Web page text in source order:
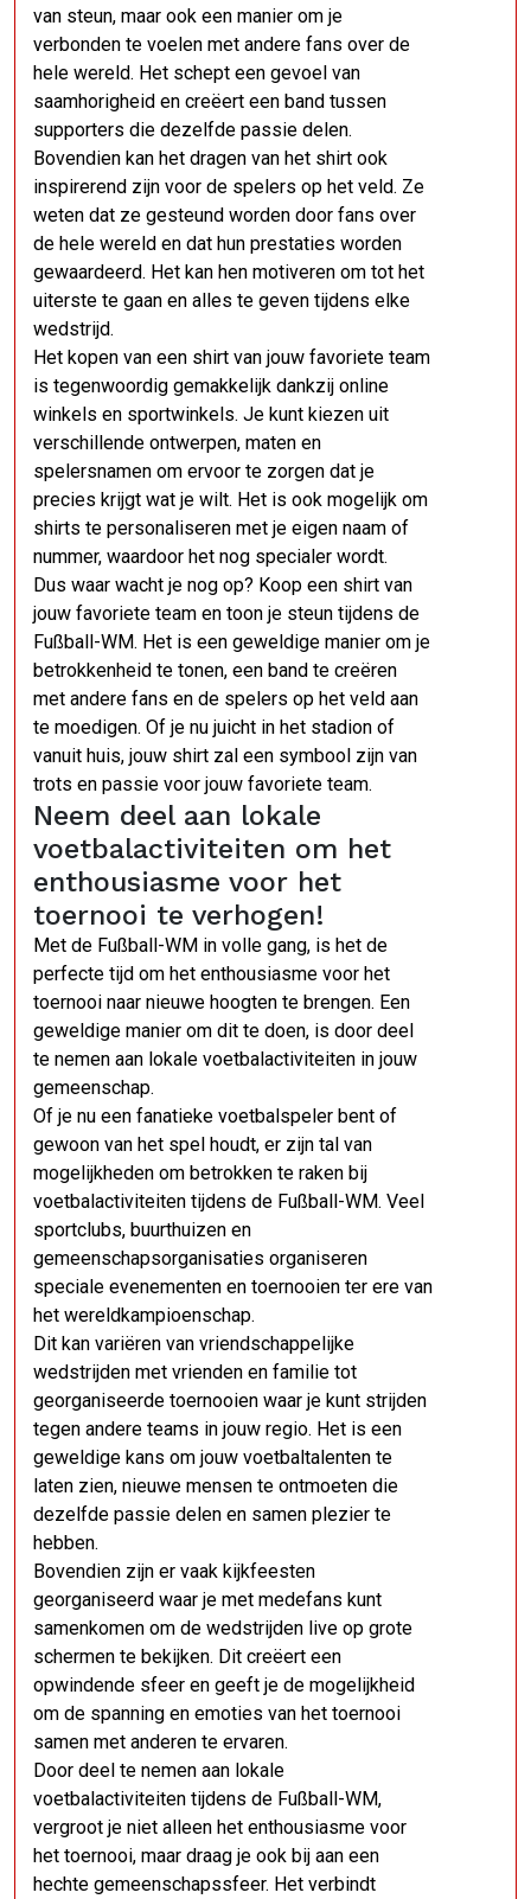
van steun, maar ook een manier om je
verbonden te voelen met andere fans over de
hele wereld. Het schept een gevoel van
saamhorigheid en creëert een band tussen
supporters die dezelfde passie delen.
Bovendien kan het dragen van het shirt ook
inspirerend zijn voor de spelers op het veld. Ze
weten dat ze gesteund worden door fans over
de hele wereld en dat hun prestaties worden
gewaardeerd. Het kan hen motiveren om tot het
uiterste te gaan en alles te geven tijdens elke
wedstrijd.
Het kopen van een shirt van jouw favoriete team
is tegenwoordig gemakkelijk dankzij online
winkels en sportwinkels. Je kunt kiezen uit
verschillende ontwerpen, maten en
spelersnamen om ervoor te zorgen dat je
precies krijgt wat je wilt. Het is ook mogelijk om
shirts te personaliseren met je eigen naam of
nummer, waardoor het nog specialer wordt.
Dus waar wacht je nog op? Koop een shirt van
jouw favoriete team en toon je steun tijdens de
Fußball-WM. Het is een geweldige manier om je
betrokkenheid te tonen, een band te creëren
met andere fans en de spelers op het veld aan
te moedigen. Of je nu juicht in het stadion of
vanuit huis, jouw shirt zal een symbool zijn van
trots en passie voor jouw favoriete team.
Neem deel aan lokale
voetbalactiviteiten om het
enthousiasme voor het
toernooi te verhogen!
Met de Fußball-WM in volle gang, is het de
perfecte tijd om het enthousiasme voor het
toernooi naar nieuwe hoogten te brengen. Een
geweldige manier om dit te doen, is door deel
te nemen aan lokale voetbalactiviteiten in jouw
gemeenschap.
Of je nu een fanatieke voetbalspeler bent of
gewoon van het spel houdt, er zijn tal van
mogelijkheden om betrokken te raken bij
voetbalactiviteiten tijdens de Fußball-WM. Veel
sportclubs, buurthuizen en
gemeenschapsorganisaties organiseren
speciale evenementen en toernooien ter ere van
het wereldkampioenschap.
Dit kan variëren van vriendschappelijke
wedstrijden met vrienden en familie tot
georganiseerde toernooien waar je kunt strijden
tegen andere teams in jouw regio. Het is een
geweldige kans om jouw voetbaltalenten te
laten zien, nieuwe mensen te ontmoeten die
dezelfde passie delen en samen plezier te
hebben.
Bovendien zijn er vaak kijkfeesten
georganiseerd waar je met medefans kunt
samenkomen om de wedstrijden live op grote
schermen te bekijken. Dit creëert een
opwindende sfeer en geeft je de mogelijkheid
om de spanning en emoties van het toernooi
samen met anderen te ervaren.
Door deel te nemen aan lokale
voetbalactiviteiten tijdens de Fußball-WM,
vergroot je niet alleen het enthousiasme voor
het toernooi, maar draag je ook bij aan een
hechte gemeenschapssfeer. Het verbindt